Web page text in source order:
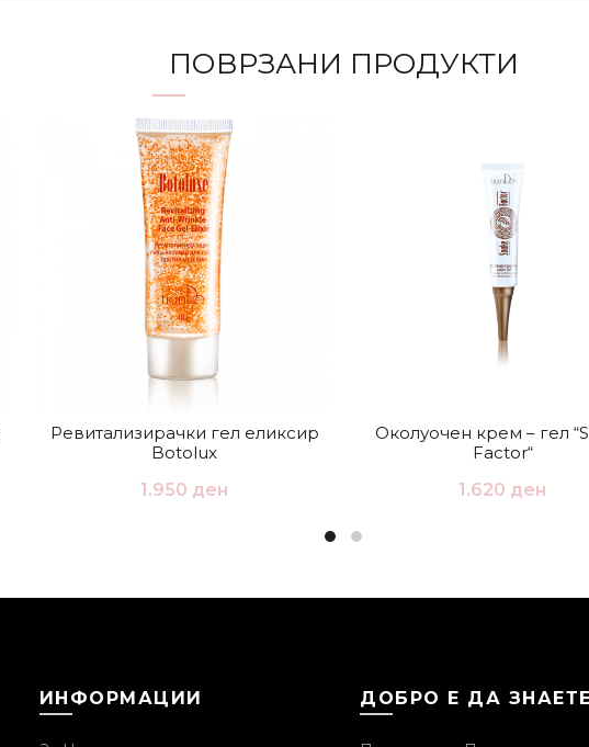
ПОВРЗАНИ ПРОДУКТИ
Ревитализирачки гел еликсир
Botolux
1.950 ден
Околуочен крем – гел
Factor“
1.620 ден
ИНФОРМАЦИИ ДОБРО Е ДА